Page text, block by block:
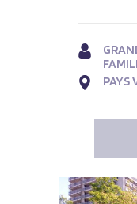
PAYS